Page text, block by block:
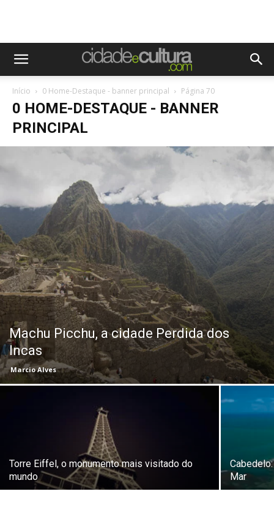
Início 0 Home-Destaque - banner principal Página 70
0 HOME-DESTAQUE - BANNER
PRINCIPAL
Machu Picchu, a cidade Perdida dos
Incas
Marcio Alves
Torre Eiffel, o monumento mais visitado do
mundo
Mar